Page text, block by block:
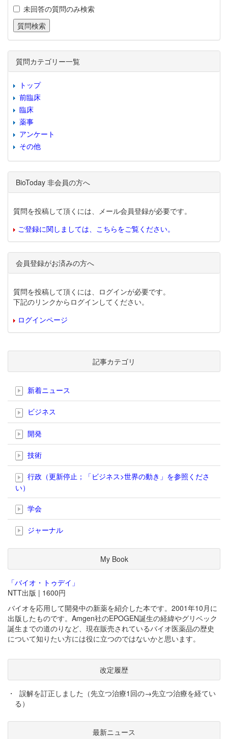
未回答の質問のみ検索
質問カテゴリー一覧
トップ
前臨床
臨床
薬事
アンケート
その他
BioToday 非会員の方へ
質問を投稿して頂くには、メール会員登録が必要です。
ご登録に関しましては、こちらをご覧ください。
会員登録がお済みの方へ
質問を投稿して頂くには、ログインが必要です。
下記のリンクからログインしてください。
ログインページ
記事カテゴリ
新着ニュース
ビジネス
開発
技術
行政（更新停止；「ビジネス>世界の動き」を参照くださ
い）
学会
ジャーナル
My Book
「バイオ・トゥデイ」
NTT出版 | 1600円
バイオを応用して開発中の新薬を紹介した本です。2001年10月に
出版したものです。Amgen社のEPOGEN誕生の経緯やグリベック
誕生までの道のりなど、現在販売されているバイオ医薬品の歴史
について知りたい方には役に立つのではないかと思います。
改定履歴
・
誤解を訂正しました（先立つ治療1回の→先立つ治療を経てい
る）
最新ニュース